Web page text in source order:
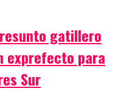
gatillero
exprefecto para
Sur